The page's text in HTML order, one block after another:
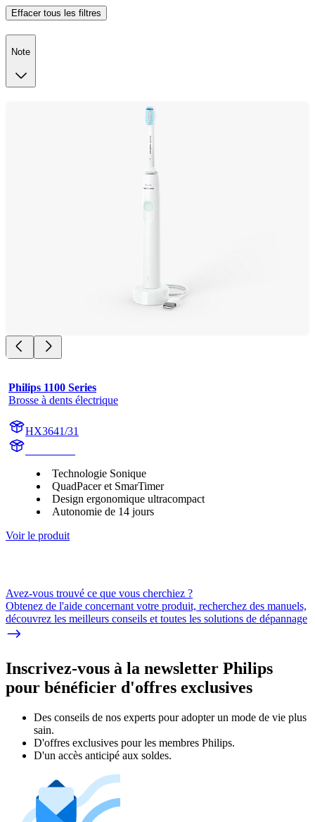
Effacer tous les filtres
Note
Philips 1100 Series
Brosse à dents électrique
HX3641/31
Technologie Sonique
QuadPacer et SmarTimer
Design ergonomique ultracompact
Autonomie de 14 jours
Voir le produit
Avez-vous trouvé ce que vous cherchiez ?
Obtenez de l'aide concernant votre produit, recherchez des manuels,
découvrez les meilleurs conseils et toutes les solutions de dépannage
Inscrivez-vous à la newsletter Philips
pour bénéficier d'offres exclusives
Des conseils de nos experts pour adopter un mode de vie plus
sain.
D'offres exclusives pour les membres Philips.
D'un accès anticipé aux soldes.